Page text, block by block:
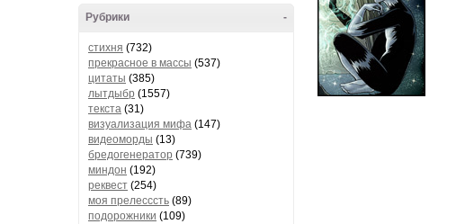
-
Рубрики
стихня (732)
прекрасное в массы (537)
цитаты (385)
лытдыбр (1557)
текста (31)
визуализация мифа (147)
видеоморды (13)
бредогенератор (739)
миндон (192)
реквест (254)
моя прелесссть (89)
подорожники (109)